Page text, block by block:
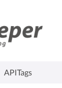
APITags